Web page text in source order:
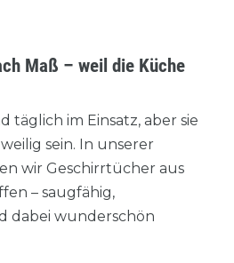
Maß – weil die Küche
täglich im Einsatz, aber sie
sein. In unserer
wir Geschirrtücher aus
– saugfähig,
dabei wunderschön